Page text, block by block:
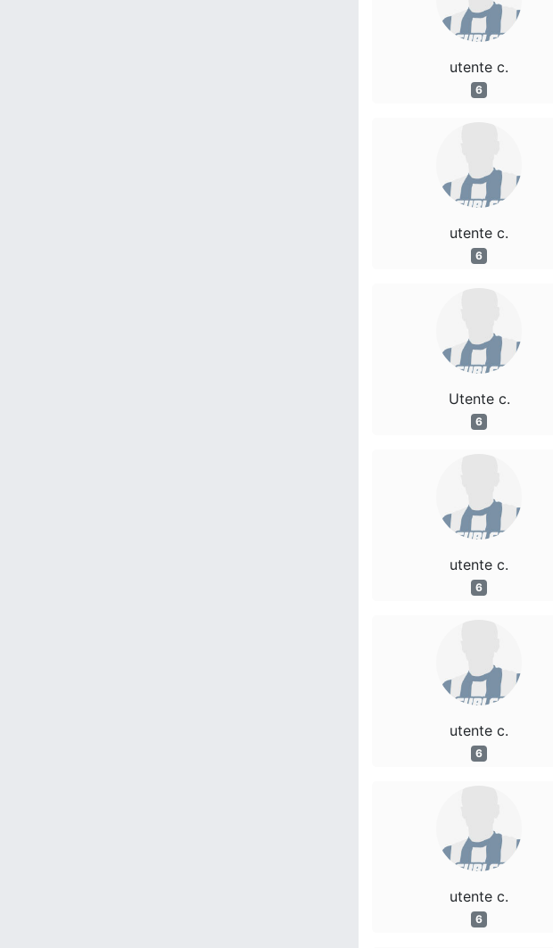
utente c.
6
utente c.
6
Utente c.
6
utente c.
6
utente c.
6
utente c.
6